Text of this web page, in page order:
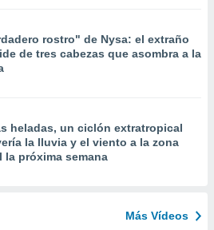
rostro" de Nysa: el extraño
de tres cabezas que asombra a la
heladas, un ciclón extratropical
la lluvia y el viento a la zona
la próxima semana
Más Vídeos